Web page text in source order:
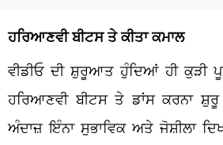
ਹਰਿਆਣਵੀ ਬੀਟਸ ਤੇ ਕੀਤਾ ਕਮਾਲ
ਵੀਡੀਓ ਦੀ ਸ਼ੁਰੂਆਤ ਹੁੰਦਿਆਂ ਹੀ ਕੁੜੀ
ਹਰਿਆਣਵੀ ਬੀਟਸ ਤੇ ਡਾਂਸ ਕਰਨਾ
ਅੰਦਾਜ਼ ਇੰਨਾ ਸੁਭਾਵਿਕ ਅਤੇ ਜੋਸ਼ੀਲਾ